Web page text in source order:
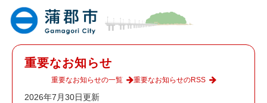
重要なお知らせ
2026年7月30日更新
重要なお知らせの一覧 重要なお知らせのRSS